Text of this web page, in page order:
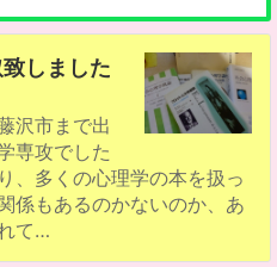
しました
沢市まで出
専攻でした
、多くの心理学の本を扱っ
係もあるのかないのか、あ
て…